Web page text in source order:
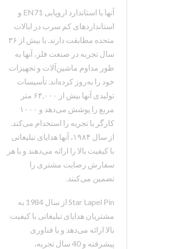
آنها با استاندارد اروپایی EN71 و
استانداردهای کم سرب در ایالات
متحده مطابقت دارند. با بیش از ۳۶
سال تجربه در صنعت فلز، آنها به
طور مداوم ماشین‌آلات و تجهیزات
خود را به‌روز کرده‌اند. تأسیسات
تولیدی آنها بیش از ۶۴,۰۰۰ متر
مربع را پوشش می‌دهد و ۱۰۰۰
کارگر با تجربه را استخدام می‌کند.
از سال ۱۹۸۴، آنها هدایای تبلیغاتی
با کیفیت بالا را ارائه می‌دهند و با هر
سفارش رضایت مشتری را
تضمین می‌کنند.
Star Lapel Pin از سال 1984 به
مشتریان هدایای تبلیغاتی با کیفیت
بالا ارائه می‌دهد و با فناوری
پیشرفته و 40 سال تجربه،